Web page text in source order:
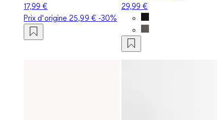
17,99 €
Prix d‘origine 25,99 €-30%
29,99 €